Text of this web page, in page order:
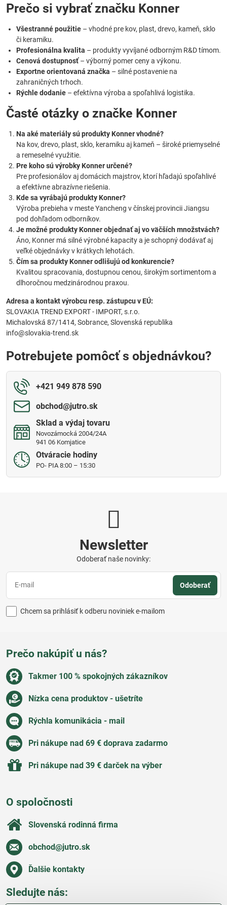
Prečo si vybrať značku Konner
Všestranné použitie – vhodné pre kov, plast, drevo, kameň, sklo
či keramiku.
Profesionálna kvalita – produkty vyvíjané odborným R&D tímom.
Cenová dostupnosť– výborný pomer ceny a výkonu.
Exportne orientovaná značka – silné postavenie na
zahraničných trhoch.
Rýchle dodanie – efektívna výroba a spoľahlivá logistika.
Časté otázky o značke Konner
Na aké materiály sú produkty Konner vhodné?
Na kov, drevo, plast, sklo, keramiku aj kameň – široké priemyselné
a remeselné využitie.
Pre koho sú výrobky Konner určené?
Pre profesionálov aj domácich majstrov, ktorí hľadajú spoľahlivé
a efektívne abrazívne riešenia.
Kde sa vyrábajú produkty Konner?
Výroba prebieha v meste Yancheng v čínskej provincii Jiangsu
pod dohľadom odborníkov.
Je možné produkty Konner objednať aj vo väčších množstvách?
Áno, Konner má silné výrobné kapacity a je schopný dodávať aj
veľké objednávky v krátkych lehotách.
Čím sa produkty Konner odlišujú od konkurencie?
Kvalitou spracovania, dostupnou cenou, širokým sortimentom a
dlhoročnou medzinárodnou praxou.
Adresa a kontakt výrobcu resp. zástupcu v EÚ:
SLOVAKIA TREND EXPORT - IMPORT, s.r.o.
Michalovská 87/1414, Sobrance, Slovenská republika
info@slovakia-trend.sk
Potrebujete pomôcť s objednávkou?
+421 949 878 590
obchod​@jutro​.sk
Sklad a výdaj tovaru
Novozámocká 2004/24A
941 06 Komjatice
Otváracie hodiny
PO- PIA 8:00 – 15:30
Newsletter
Odoberať naše novinky:
Odoberať
Chcem sa prihlásiť k odberu noviniek e-mailom
Prečo nakúpiť u nás?
Takmer 100 % spokojných zákazníkov
Nízka cena produktov - ušetríte
Rýchla komunikácia - mail
Pri nákupe nad 69 € doprava zadarmo
Pri nákupe nad 39 € darček na výber
O spoločnosti
Slovenská rodinná firma
obchod​@jutro​.sk
Ďalšie kontakty
Sledujte nás: